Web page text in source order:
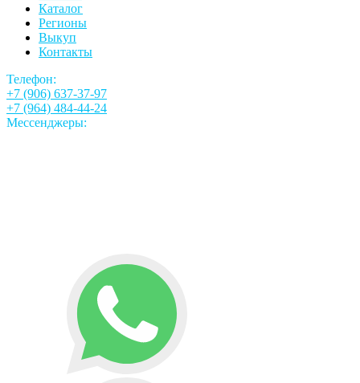
Каталог
Регионы
Выкуп
Контакты
Телефон:
+7 (906) 637-37-97
+7 (964) 484-44-24
Мессенджеры: